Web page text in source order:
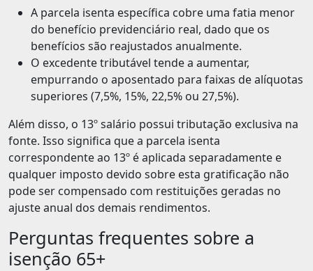
A parcela isenta específica cobre uma fatia menor
do benefício previdenciário real, dado que os
benefícios são reajustados anualmente.
O excedente tributável tende a aumentar,
empurrando o aposentado para faixas de alíquotas
superiores (7,5%, 15%, 22,5% ou 27,5%).
Além disso, o 13º salário possui tributação exclusiva na
fonte. Isso significa que a parcela isenta
correspondente ao 13º é aplicada separadamente e
qualquer imposto devido sobre esta gratificação não
pode ser compensado com restituições geradas no
ajuste anual dos demais rendimentos.
Perguntas frequentes sobre a
isenção 65+